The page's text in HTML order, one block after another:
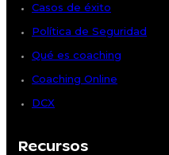
Casos de éxito
Política de Seguridad
Qué es coaching
Coaching Online
DCX
Recursos